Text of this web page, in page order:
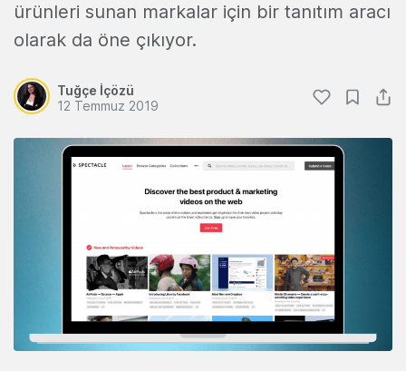
ürünleri sunan markalar için bir tanıtım aracı
olarak da öne çıkıyor.
Tuğçe İçözü
12 Temmuz 2019